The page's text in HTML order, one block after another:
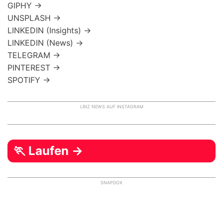
GIPHY →
UNSPLASH →
LINKEDIN (Insights) →
LINKEDIN (News) →
TELEGRAM →
PINTEREST →
SPOTIFY →
LINZ NEWS AUF INSTAGRAM
🏃 Laufen →
SNAPDOX